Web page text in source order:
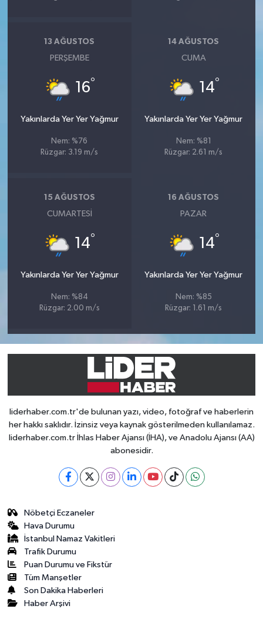
13 AĞUSTOS
PERŞEMBE
16°
Yakınlarda Yer Yer Yağmur
Nem: %76
Rüzgar: 3.19 m/s
14 AĞUSTOS
CUMA
14°
Yakınlarda Yer Yer Yağmur
Nem: %81
Rüzgar: 2.61 m/s
15 AĞUSTOS
CUMARTESI
14°
Yakınlarda Yer Yer Yağmur
Nem: %84
Rüzgar: 2.00 m/s
16 AĞUSTOS
PAZAR
14°
Yakınlarda Yer Yer Yağmur
Nem: %85
Rüzgar: 1.61 m/s
liderhaber.com.tr'de bulunan yazı, video, fotoğraf ve haberlerin
her hakkı saklıdır. İzinsiz veya kaynak gösterilmeden kullanılamaz.
liderhaber.com.tr İhlas Haber Ajansı (İHA), ve Anadolu Ajansı (AA)
abonesidir.
Nöbetçi Eczaneler
Hava Durumu
İstanbul Namaz Vakitleri
Trafik Durumu
Puan Durumu ve Fikstür
Tüm Manşetler
Son Dakika Haberleri
Haber Arşivi